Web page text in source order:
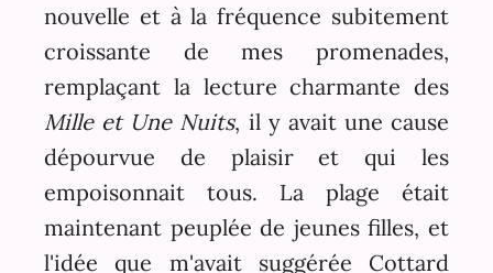
nouvelle et à la fréquence subitement
croissante de mes promenades,
remplaçant la lecture charmante des
Mille et Une Nuits, il y avait une cause
dépourvue de plaisir et qui les
empoisonnait tous. La plage était
maintenant peuplée de jeunes filles, et
l'idée que m'avait suggérée Cottard